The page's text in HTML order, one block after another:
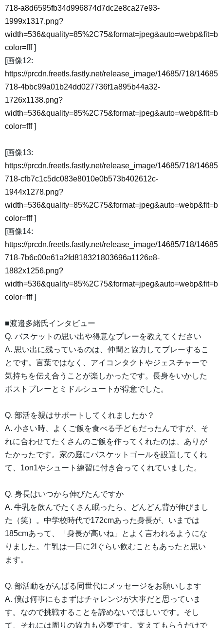
718-a8d6595fb34d996874d7dc2e8ca27e93-
1999x1317.png?
color=fff]
[画像12:
https://prcdn.freetls.fastly.net/release_image/14685/718/
718-4bbc99a01b24dd027736f1a895b44a32-
1726x1138.png?
color=fff]
[画像13:
https://prcdn.freetls.fastly.net/release_image/14685/718/
718-cfb7c1c5dc083e8010e0b573b402612c-
1944x1278.png?
color=fff]
[画像14:
https://prcdn.freetls.fastly.net/release_image/14685/718/
718-7b6c00e61a2fd818321803696a1126e8-
1882x1256.png?
color=fff]
■渡邉多緒氏インタビュー
Q. バスケットの思い出や得意なプレーを教えてください
A. 思い出に残っているのは、仲間と協力してプレーするこ
とです。言葉ではなく、アイコンタクトやジェスチャーで
気持ちを伝え合うことが楽しかったです。長身をいかした
ポストプレーとミドルシュートが得意でした。
Q. 部活を親はサポートしてくれましたか？
A. 小さい時、よくご飯を食べる子どもだったんですが、そ
れに合わせてたくさんのご飯を作ってくれたのは、ありが
たかったです。家の庭にバスケットゴールを設置してくれ
て、1on1やシュート練習に付き合ってくれていました。
Q. 身長はいつから伸びたんですか
A. 牛乳を飲んでたくさん眠ったら、どんどん背が伸びまし
た（笑）。中学校時代で172cmあった身長が、いまでは
185cmあって、「身長が高いね」とよく言われるようにな
りました。牛乳は一日に2lぐらい飲むこともあったと思い
ます。
Q. 部活動をがんばる同世代にメッセージをお願いします
A. 僕は何事にもまずはチャレンジが大事だと思っていま
す。なので挑戦することを諦めないでほしいです。そし
て、それには周りの協力も必要です。支えてもらうだけで